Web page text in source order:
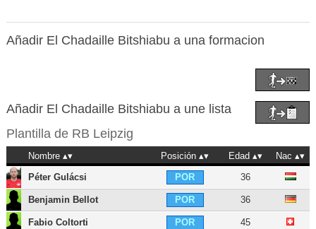
Añadir El Chadaille Bitshiabu a una formacion
Añadir El Chadaille Bitshiabu a une lista
Plantilla de RB Leipzig
Nombre Posición Edad
Nac
Péter Gulácsi
POR 36
Benjamin Bellot POR 36
Fabio Coltorti POR 45